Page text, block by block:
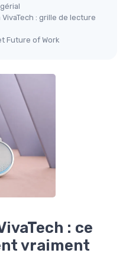
: grille de lecture
Future of Work
: ce
vraiment